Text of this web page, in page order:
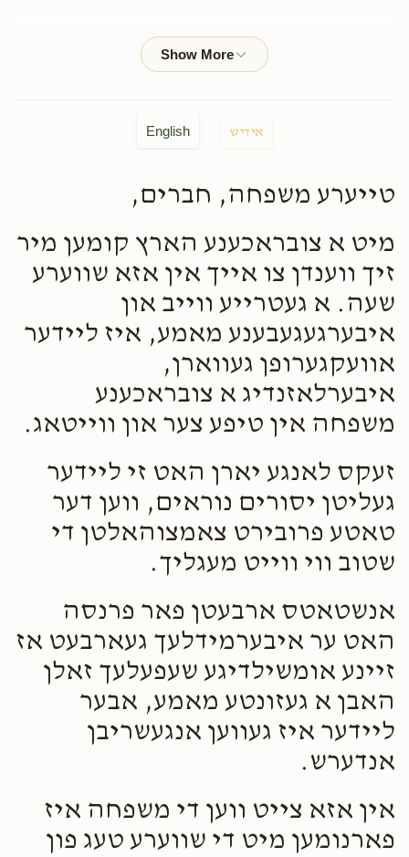
Sam MittelmanYona Lebowitz
Avrohom Yitzchok Flohr And FamilyYona Lebowitz
2 months ago $72.00
Sholem BerkowitzYona Lebowitz
$72.00
English אידיש
טייערע משפחה, חברים,
מיט א צובראכענע הארץ קומען מיר
זיך ווענדן צו אייך אין אזא שווערע
שעה. א געטרייע ווייב און
איבערגעגעבענע מאמע, איז ליידער
אוועקגערופן געווארן,
איבערלאזנדיג א צובראכענע
משפחה אין טיפע צער און ווייטאג.
זעקס לאנגע יארן האט זי ליידער
געליטן יסורים נוראים, ווען דער
טאטע פרובירט צאמצוהאלטן די
שטוב ווי ווייט מעגליך.
אנשטאטס ארבעטן פאר פרנסה
האט ער איבערמידלעך געארבעט אז
זיינע אומשילדיגע שעפעלעך זאלן
האבן א געזונטע מאמע, אבער
ליידער איז געווען אנגעשריבן
אנדערש.
אין אזא צייט ווען די משפחה איז
פארנומען מיט די שווערע טעג פון